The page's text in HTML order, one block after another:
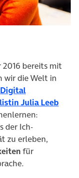
2016 bereits mit
wir die Welt in
Digital
Julia Leeb
der Ich-
zu erleben,
für